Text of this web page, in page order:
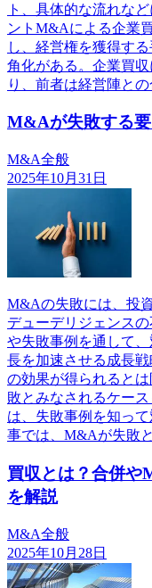
ト、具体的な流れな
ントM&Aによる企業
し、経営権を獲得す
角化がある。企業買
り、前者は経営陣と
M&Aが失敗する
M&A全般
2025年10月31日
M&Aの失敗には、投
デューデリジェンス
や失敗事例を通して
長を加速させる成長
の効果が得られると
敗とみなされるケー
は、失敗事例を知っ
事では、M&Aが失敗
買収とは？合併や
を解説
M&A全般
2025年10月28日